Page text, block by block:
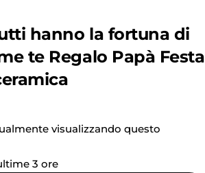
hanno la fortuna di
te Regalo Papà Festa
visualizzando questo
3 ore